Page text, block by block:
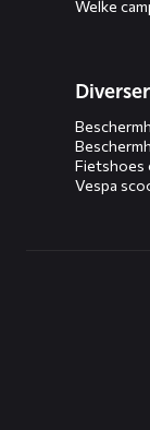
Welke
Fietshoes
Vespa